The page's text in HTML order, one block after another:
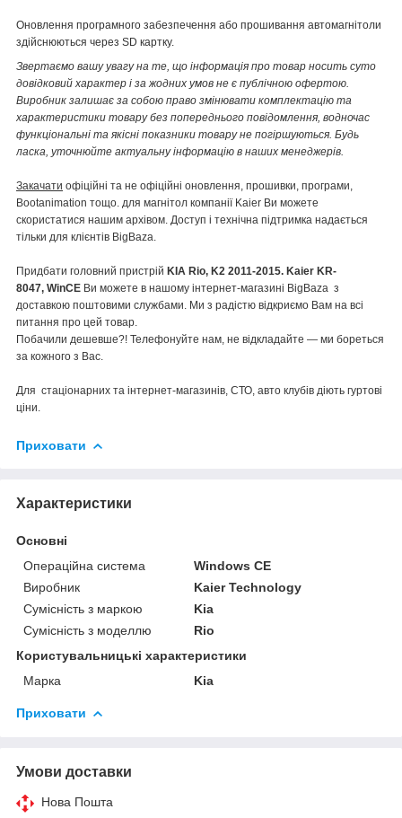
Оновлення програмного забезпечення або прошивання автомагнітоли
здійснюються через SD картку.
Звертаємо вашу увагу на те, що інформація про товар носить суто
довідковий характер і за жодних умов не є публічною офертою.
Виробник залишає за собою право змінювати комплектацію та
характеристики товару без попереднього повідомлення, водночас
функціональні та якісні показники товару не погіршуються. Будь
ласка, уточнюйте актуальну інформацію в наших менеджерів.
Закачати офіційні та не офіційні оновлення, прошивки, програми,
Bootanimation тощо. для магнітол компанії Kaier Ви можете
скористатися нашим архівом. Доступ і технічна підтримка надається
тільки для клієнтів BigBaza.
Придбати головний пристрій KIA Rio, K2 2011-2015. Kaier KR-
8047, WinCE​​ Ви можете в нашому інтернет-магазині BigBaza з
доставкою поштовими службами. Ми з радістю відкриємо Вам на всі
питання про цей товар.
Побачили дешевше?! Телефонуйте нам, не відкладайте — ми бореться
за кожного з Вас.
Для стаціонарних та інтернет-магазинів, СТО, авто клубів діють гуртові
ціни.
Приховати
Характеристики
Основні
Операційна система
Windows CE
Виробник
Kaier Technology
Сумісність з маркою
Kia
Сумісність з моделлю
Rio
Користувальницькі характеристики
Марка
Kia
Приховати
Умови доставки
Нова Пошта